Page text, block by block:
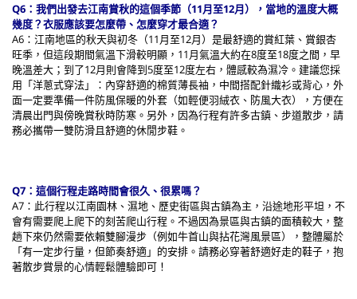
Q6：我們出發去江南賞秋的這個季節（11月至12月），當地的溫度大概
幾度？衣服應該要怎麼帶、怎麼穿才最合適？
A6：江南地區的秋天與初冬（11月至12月）是最舒適的賞紅葉、賞銀杏
旺季，但這段期間氣溫下滑較明顯，11月氣溫大約在8度至18度之間，早
晚溫差大；到了12月則會降到5度至12度左右，體感較為濕冷。建議您採
用「洋蔥式穿法」：內穿舒適的棉質薄長袖，中間搭配針織衫或背心，外
面一定要準備一件防風保暖的外套（如輕便羽絨衣、防風大衣），方便在
清晨出門與傍晚賞秋時防寒。另外，因為行程有許多古鎮、步道散步，請
務必攜帶一雙防滑且舒適的休閒步鞋。
Q7：這個行程走路時間會很久、很累嗎？
A7：此行程以江南園林、濕地、歷史街區與古鎮為主，沿途地形平坦，不
會有需要爬上爬下的刻苦爬山行程。不過因為景區與古鎮的面積較大，整
趟下來仍然需要依賴雙腳漫步（例如牛首山與拈花灣風景區），整體屬於
「有一定步行量，但節奏舒適」的安排。請務必穿著舒適好走的鞋子，抱
著散步賞景的心情輕鬆體驗即可！